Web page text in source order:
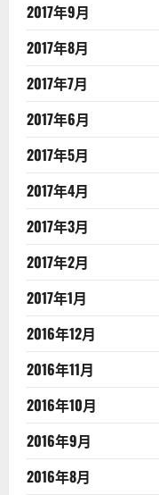
2017年9月
2017年8月
2017年7月
2017年6月
2017年5月
2017年4月
2017年3月
2017年2月
2017年1月
2016年12月
2016年11月
2016年10月
2016年9月
2016年8月